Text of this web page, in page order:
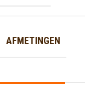
AFMETINGEN